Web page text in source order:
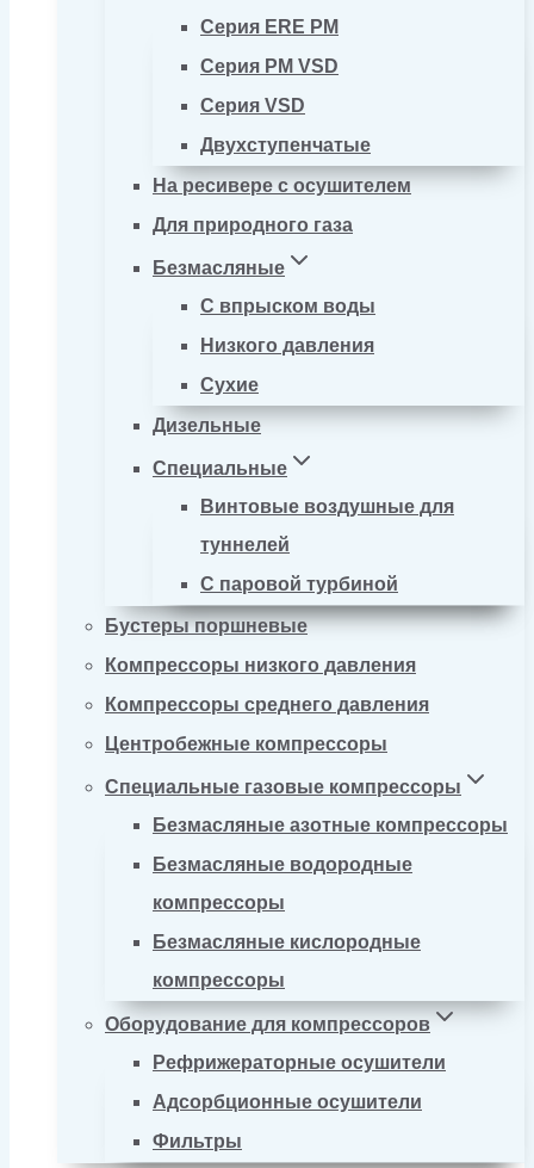
Серия ERE PM
Серия PM VSD
Серия VSD
Двухступенчатые
На ресивере с осушителем
Для природного газа
Безмасляные
С впрыском воды
Низкого давления
Сухие
Дизельные
Специальные
Винтовые воздушные для
туннелей
С паровой турбиной
Бустеры поршневые
Компрессоры низкого давления
Компрессоры среднего давления
Центробежные компрессоры
Специальные газовые компрессоры
Безмасляные азотные компрессоры
Безмасляные водородные
компрессоры
Безмасляные кислородные
компрессоры
Оборудование для компрессоров
Рефрижераторные осушители
Адсорбционные осушители
Фильтры